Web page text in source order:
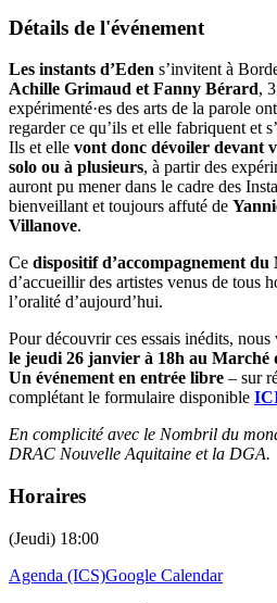
Détails de l'événement
Les instants d’Eden s’invitent à
Achille Grimaud et Fanny Bérard,
expérimenté·es des arts de la parole
regarder ce qu’ils et elle fabriquent et
Ils et elle vont donc dévoiler devant
solo ou à plusieurs, à partir des
auront pu mener dans le cadre des
bienveillant et toujours affuté de
Villanove.
Ce dispositif d’accompagnement
d’accueillir des artistes venus de tous
l’oralité d’aujourd’hui.
Pour découvrir ces essais inédits,
le jeudi 26 janvier à 18h au Marché
Un événement en entrée libre – sur
complétant le formulaire disponible
En complicité avec le Nombril du
DRAC Nouvelle Aquitaine et la DGA.
Horaires
(Jeudi) 18:00
Agenda (ICS)Google Calendar